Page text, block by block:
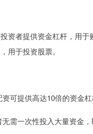
资者提供资金杠杆，用
用于投资股票。
可提供高达10倍的资金杠
需一次性投入大量资金，